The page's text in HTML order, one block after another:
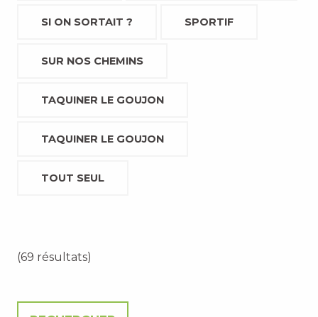
SI ON SORTAIT ? SPORTIF
SUR NOS CHEMINS
TAQUINER LE GOUJON
TAQUINER LE GOUJON
TOUT SEUL
(69 résultats)